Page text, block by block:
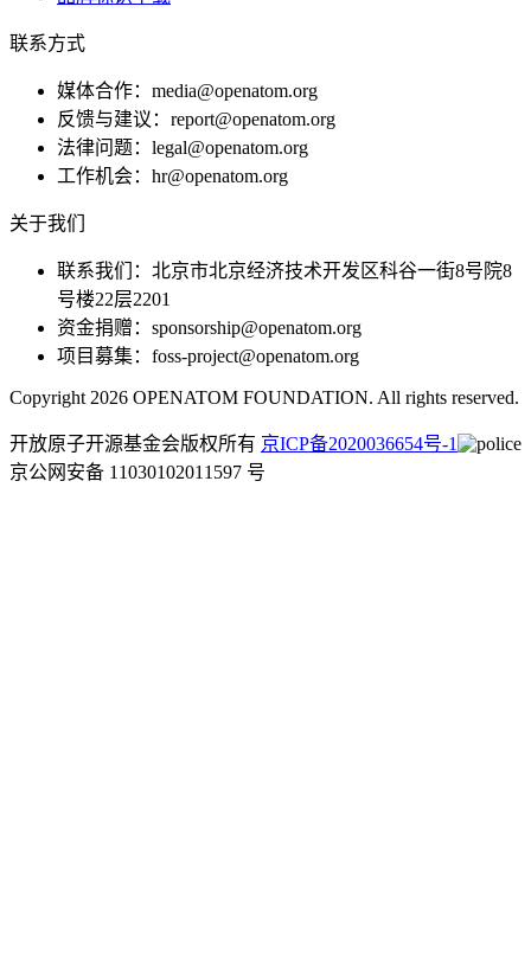
联系方式
媒体合作：media@openatom.org
反馈与建议：report@openatom.org
法律问题：legal@openatom.org
工作机会：hr@openatom.org
关于我们
联系我们：北京市北京经济技术开发区科谷一街8号院8
号楼22层2201
资金捐赠：sponsorship@openatom.org
项目募集：foss-project@openatom.org
Copyright 2026 OPENATOM FOUNDATION. All rights reserved.
开放原子开源基金会版权所有 京ICP备2020036654号-1
京公网安备 11030102011597 号